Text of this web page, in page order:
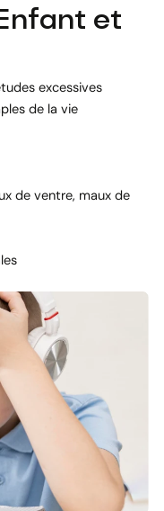
et
excessives
de la vie
de ventre, maux de